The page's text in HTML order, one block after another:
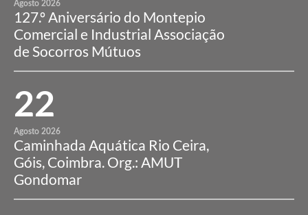
Agosto 2026
127.º Aniversário do Montepio
Comercial e Industrial Associação
de Socorros Mútuos
22
Agosto 2026
Caminhada Aquática Rio Ceira,
Góis, Coimbra. Org.: AMUT
Gondomar